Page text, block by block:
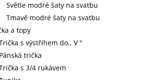
Světle modré šaty na svatbu
Tmavě modré šaty na svatbu
a topy
s výstřihem do,, V "
Pánská trička
s 3/4 rukávem